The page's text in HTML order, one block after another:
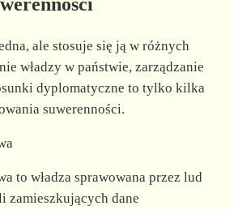
ale stosuje się ją w różnych
władzy w państwie, zarządzanie
dyplomatyczne to tylko kilka
suwerenności.
to władza sprawowana przez lud
zamieszkujących dane